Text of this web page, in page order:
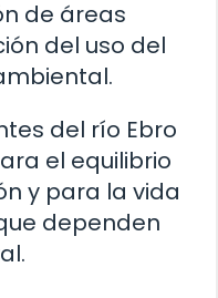
de áreas
del uso del
del río Ebro
el equilibrio
y para la vida
dependen